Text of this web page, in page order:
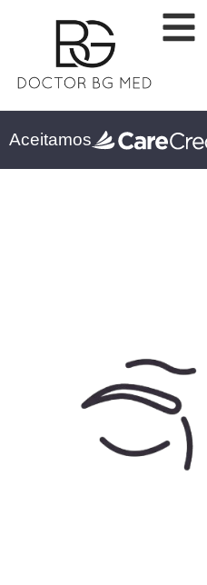
Aceitamos